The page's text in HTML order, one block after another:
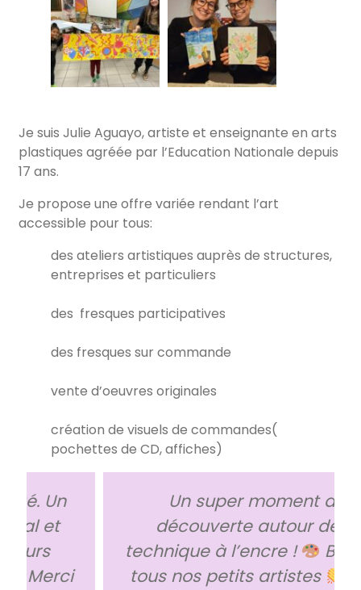
Je suis Julie Aguayo, artiste et enseignante en arts
plastiques agréée par l’Education Nationale depuis
17 ans.
Je propose une offre variée rendant l’art
accessible pour tous:
des ateliers artistiques auprès de structures,
entreprises et particuliers
des fresques participatives
des fresques sur commande
vente d’oeuvres originales
création de visuels de commandes(
pochettes de CD, affiches)
Un super moment de
découverte autour de la
technique à l’encre !
Bravo à
tous nos petits artistes
Et